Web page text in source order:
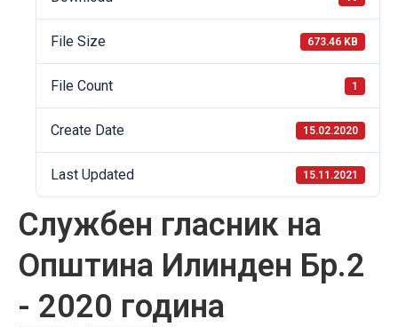
File Size 673.46 KB
File Count 1
Create Date 15.02.2020
Last Updated 15.11.2021
Службен гласник на
Општина Илинден Бр.2
- 2020 годинa